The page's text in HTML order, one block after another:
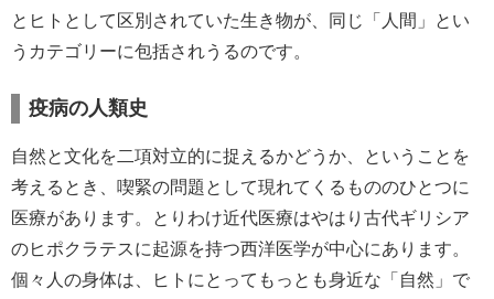
とヒトとして区別されていた生き物が、同じ「人間」とい
うカテゴリーに包括されうるのです。
疫病の人類史
自然と文化を二項対立的に捉えるかどうか、ということを
考えるとき、喫緊の問題として現れてくるもののひとつに
医療があります。とりわけ近代医療はやはり古代ギリシア
のヒポクラテスに起源を持つ西洋医学が中心にあります。
個々人の身体は、ヒトにとってもっとも身近な「自然」で